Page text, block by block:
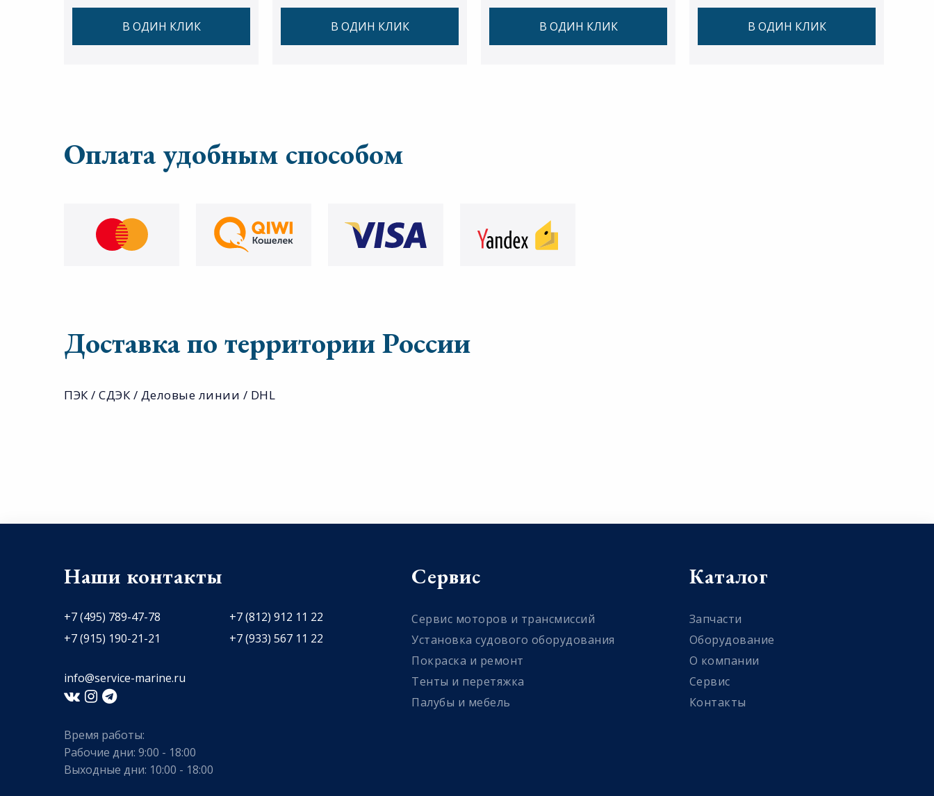
В ОДИН КЛИК В ОДИН КЛИК В ОДИН КЛИК В ОДИН КЛИК
Оплата удобным способом
Доставка по территории России
ПЭК / СДЭК / Деловые линии / DHL
Наши контакты
+7 (495) 789-47-78
+7 (812) 912 11 22
+7 (915) 190-21-21
+7 (933) 567 11 22
info@service-marine.ru​​
Время работы:
Рабочие дни: 9:00 - 18:00
Выходные дни: 10:00 - 18:00
Сервис
Сервис моторов и трансмиссий
Установка судового оборудования
Покраска и ремонт
Тенты и перетяжка
Палубы и мебель
Каталог
Запчасти
Оборудование
О компании
Сервис
Контакты